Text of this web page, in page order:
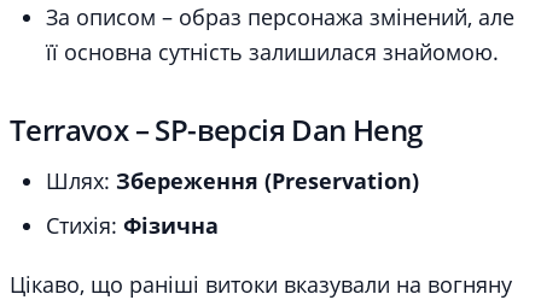
За описом – образ персонажа змінений, але
її основна сутність залишилася знайомою.
Terravox – SP-версія Dan Heng
Шлях: Збереження (Preservation)
Стихія: Фізична
Цікаво, що раніші витоки вказували на вогняну